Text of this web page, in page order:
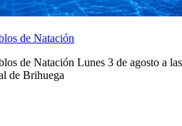
de Natación
de Natación Lunes 3 de agosto a las
de Brihuega